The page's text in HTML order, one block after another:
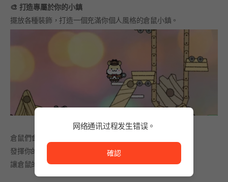
🎨 打造專屬於你的小鎮
擺放各種裝飾，打造一個充滿你個人風格的倉鼠小鎮。
倉鼠們會與裝飾互動，自由地活動。
發揮你的奇思妙想，自由佈置，
讓倉鼠的行動按照你的想像展開吧。
网络通讯过程发生错误。
確認